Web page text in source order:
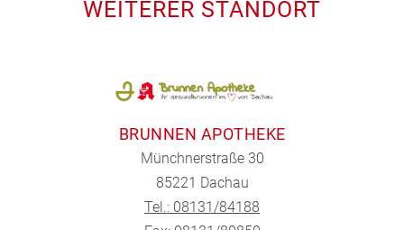
WEITERER STANDORT
BRUNNEN APOTHEKE
Münchnerstraße 30
85221 Dachau
Tel.: 08131/84188